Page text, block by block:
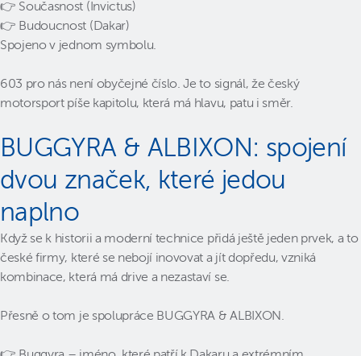
👉 Současnost (Invictus)
👉 Budoucnost (Dakar)
Spojeno v jednom symbolu.
603 pro nás není obyčejné číslo. Je to signál, že český
motorsport píše kapitolu, která má hlavu, patu i směr.
BUGGYRA & ALBIXON: spojení
dvou značek, které jedou
naplno
Když se k historii a moderní technice přidá ještě jeden prvek, a to
české firmy, které se nebojí inovovat a jít dopředu, vzniká
kombinace, která má drive a nezastaví se.
Přesně o tom je spolupráce BUGGYRA & ALBIXON.